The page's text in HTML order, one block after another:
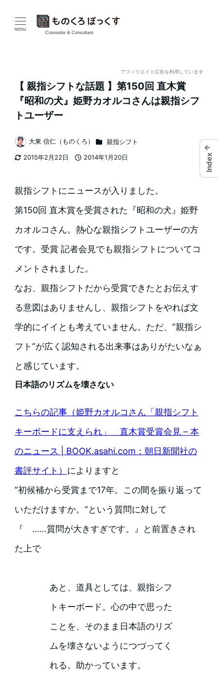
MENU
Counselor & Consultant
アフィリエイト広告を利用しています
【 親指シフトな話題 】第150回 直木賞
『昭和の犬』姫野カオルコさんは親指シフ
トユーザー
2015年2月22日
2014年1月20日
著
者
大東 信仁（ものくろ） カテゴリー
親指シフト
親指シフトにニュースが入りました。
第150回 直木賞を受賞された『昭和の犬』姫野
カオルコさん。熱心な親指シフトユーザーの方
です。受賞 記者会見でも親指シフトについてコ
メントされました。
なお、親指シフトだから受賞できたとお伝えす
る意図はありませんし、親指シフトをやれば文
学的にイイとも考えていません。ただ、”親指シ
フト”が広く認知される出来事はありがたいなぁ
と感じています。
日本語のリズムを壊さない
こちらの記事（姫野カオルコさん「親指シフト
キーボードに支えられ」 直木賞受賞会見 – 本
のニュース | BOOK.asahi.com：朝日新聞社の
書評サイト） によりますと
”初候補から受賞まで17年。この間を振り返って
いただけますか。”という質問に対して
『 ……質問が大きすぎです。』と前置きされ
た上で
あと、道具としては、親指シフ
トキーボード。心の中で思った
ことを、そのまま日本語のリズ
ムを壊さないようにつづってく
れる。助かっています。
←
Index